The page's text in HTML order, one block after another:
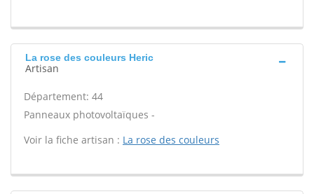
La rose des couleurs Heric
Artisan
Département: 44
Panneaux photovoltaïques -
Voir la fiche artisan : La rose des couleurs